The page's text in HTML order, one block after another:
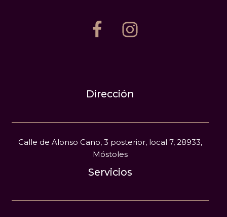
Dirección
Calle de Alonso Cano, 3 posterior, local 7, 28933,
Móstoles
Servicios